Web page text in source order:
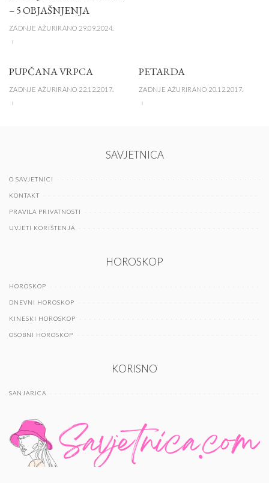
– 5 OBJAŠNJENJA
ZADNJE AŽURIRANO 29.09.2024.
PUPČANA VRPCA
ZADNJE AŽURIRANO 22.12.2017.
PETARDA
ZADNJE AŽURIRANO 20.12.2017.
SAVJETNICA
O SAVJETNICI
KONTAKT
PRAVILA PRIVATNOSTI
UVJETI KORIŠTENJA
HOROSKOP
HOROSKOP
DNEVNI HOROSKOP
KINESKI HOROSKOP
OSOBNI HOROSKOP
KORISNO
SANJARICA